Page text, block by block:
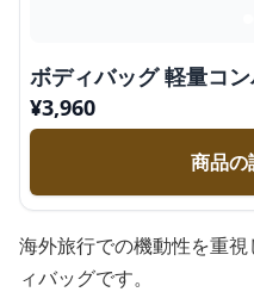
ボディバッグ 軽量コ
¥3,960
商品の
海外旅行での機動性を重
ィバッグです。